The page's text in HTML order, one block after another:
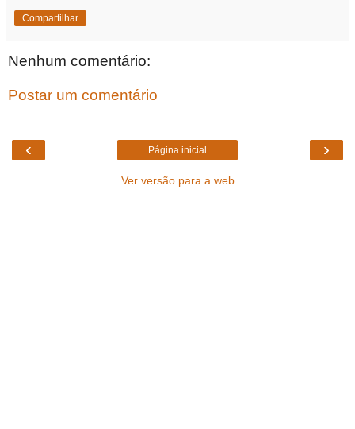
Compartilhar
Nenhum comentário:
Postar um comentário
‹ ›
Página inicial
Ver versão para a web